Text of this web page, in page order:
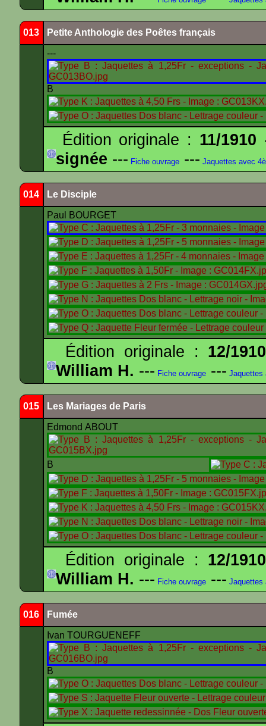
013 Petite Anthologie des Poêtes français
---
B
Édition originale : 11/1910
signée --- Fiche ouvrage --- Jaquettes avec
014 Le Disciple
Paul BOURGET
Édition originale : 12/1910
William H. --- Fiche ouvrage --- Jaquettes
015 Les Mariages de Paris
Edmond ABOUT
B
Édition originale : 12/1910
William H. --- Fiche ouvrage --- Jaquettes
016 Fumée
Ivan TOURGUENEFF
B